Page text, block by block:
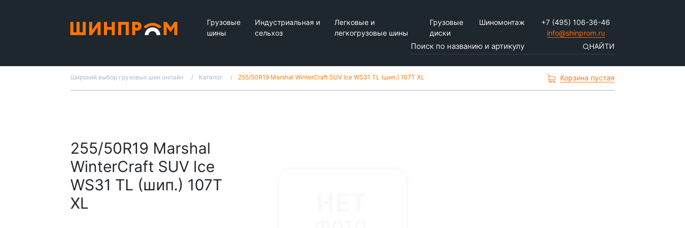
Грузовые
шины
Индустриальная и
сельхоз
Легковые и
легкогрузовые шины
Грузовые
диски
Шиномонтаж
+7 (495) 106-36-46
info@shinprom.ru
НАЙТИ
Широкий выбор грузовых шин онлайн Каталог 255/50R19 Marshal WinterCraft SUV Ice WS31 TL (шип.) 107T XL Корзина пустая
255/50R19 Marshal
WinterCraft SUV Ice
WS31 TL (шип.) 107T
XL